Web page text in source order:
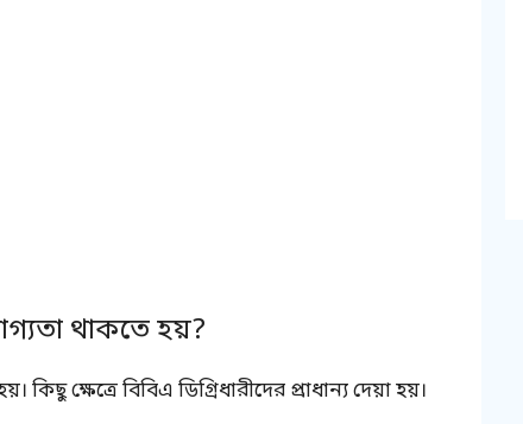
থাকতে হয়?
ক্ষেত্রে বিবিএ ডিগ্রিধারীদের প্রাধান্য দেয়া হয়।